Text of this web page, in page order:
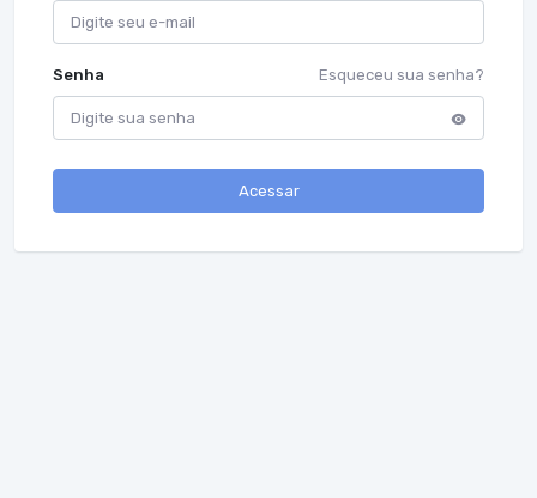
Esqueceu sua senha?
Senha
Acessar